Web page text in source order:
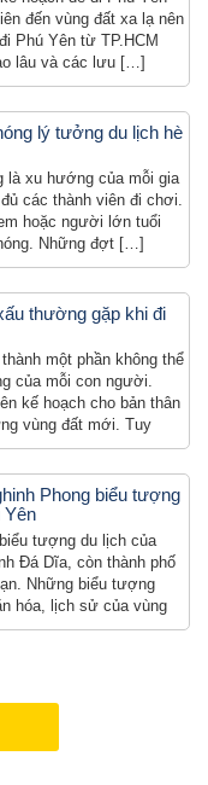
đến vùng đất xa lạ nên
Phú Yên từ TP.HCM
lâu và các lưu […]
lý tưởng du lịch hè
là xu hướng của mỗi gia
các thành viên đi chơi.
hoặc người lớn tuổi
Những đợt […]
thường gặp khi đi
một phần không thể
của mỗi con người.
kế hoạch cho bản thân
vùng đất mới. Tuy
[…]
Phong biểu tượng
Yên
tượng du lịch của
Đá Dĩa, còn thành phố
Những biểu tượng
hóa, lịch sử của vùng